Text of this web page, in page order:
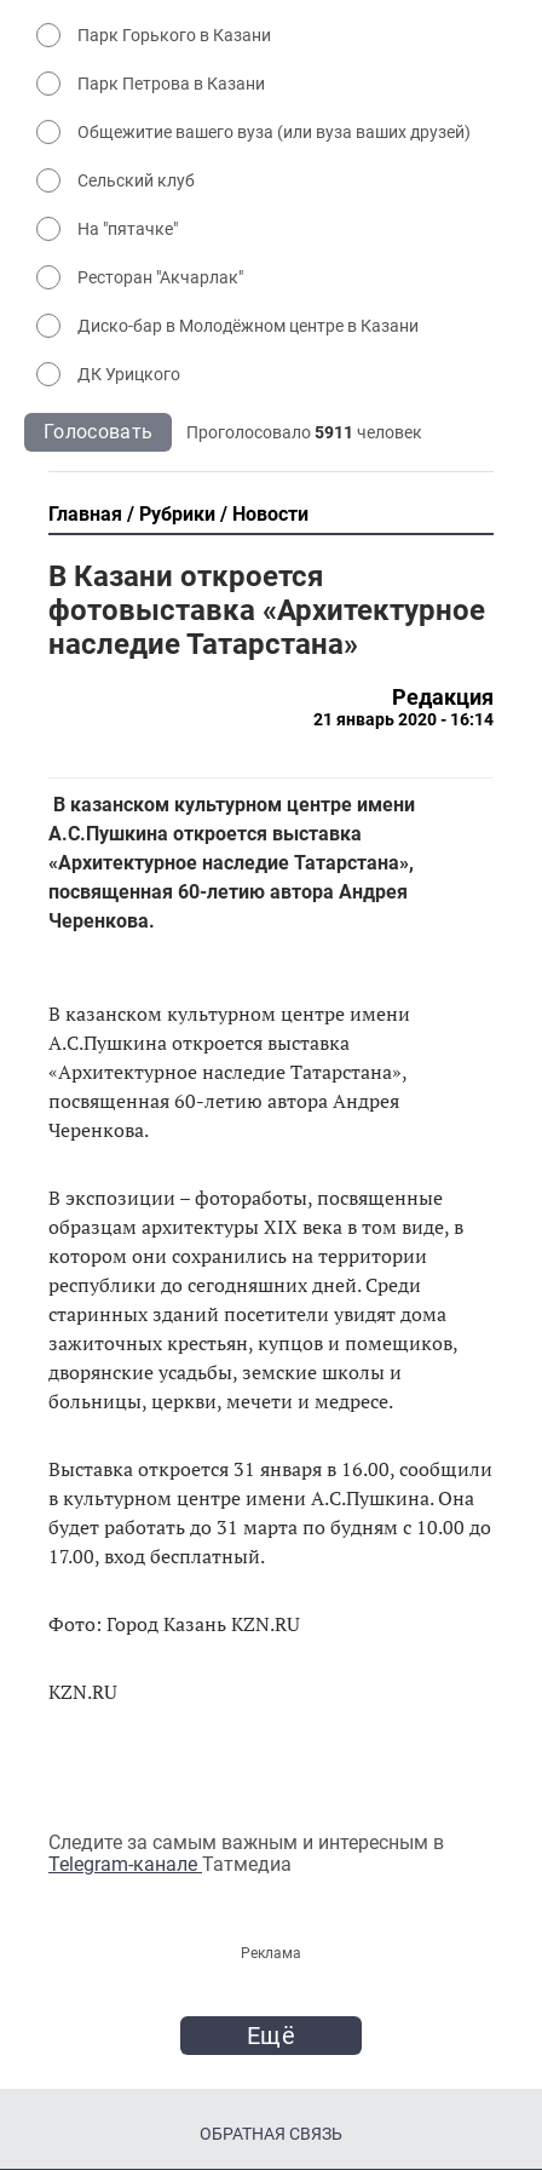
Парк Горького в Казани
Парк Петрова в Казани
Общежитие вашего вуза (или вуза ваших друзей)
Сельский клуб
На "пятачке"
Ресторан "Акчарлак"
Диско-бар в Молодёжном центре в Казани
ДК Урицкого
Голосовать Проголосовало5911 человек
Главная Рубрики Новости
В Казани откроется
фотовыставка «Архитектурное
наследие Татарстана»
Редакция
21 январь 2020 - 16:14
В казанском культурном центре имени
А.С.Пушкина откроется выставка
«Архитектурное наследие Татарстана»,
посвященная 60-летию автора Андрея
Черенкова.
В казанском культурном центре имени
А.С.Пушкина откроется выставка
«Архитектурное наследие Татарстана»,
посвященная 60-летию автора Андрея
Черенкова.
В экспозиции – фотоработы, посвященные
образцам архитектуры XIX века в том виде, в
котором они сохранились на территории
республики до сегодняшних дней. Среди
старинных зданий посетители увидят дома
зажиточных крестьян, купцов и помещиков,
дворянские усадьбы, земские школы и
больницы, церкви, мечети и медресе.
Выставка откроется 31 января в 16.00, сообщили
в культурном центре имени А.С.Пушкина. Она
будет работать до 31 марта по будням с 10.00 до
17.00, вход бесплатный.
Фото: Город Казань KZN.RU
KZN.RU
Следите за самым важным и интересным в
Telegram-канале Татмедиа
Реклама
Ещё
ОБРАТНАЯ СВЯЗЬ